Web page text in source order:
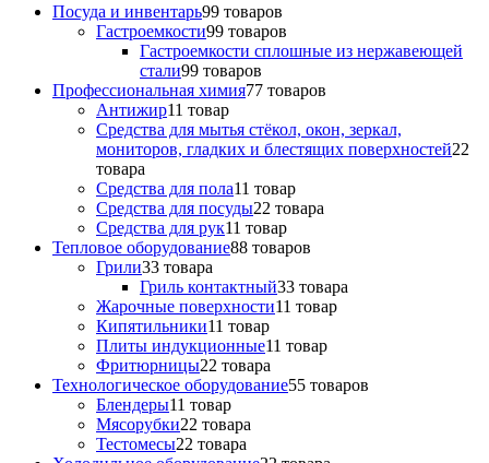
Посуда и инвентарь99 товаров
Гастроемкости99 товаров
Гастроемкости сплошные из нержавеющей
стали99 товаров
Профессиональная химия77 товаров
Антижир11 товар
Средства для мытья стёкол, окон, зеркал,
мониторов, гладких и блестящих поверхностей22
товара
Средства для пола11 товар
Средства для посуды22 товара
Средства для рук11 товар
Тепловое оборудование88 товаров
Грили33 товара
Гриль контактный33 товара
Жарочные поверхности11 товар
Кипятильники11 товар
Плиты индукционные11 товар
Фритюрницы22 товара
Технологическое оборудование55 товаров
Блендеры11 товар
Мясорубки22 товара
Тестомесы22 товара